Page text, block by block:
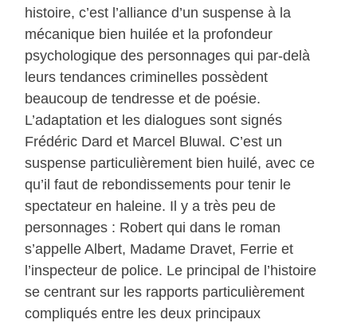
histoire, c’est l’alliance d’un suspense à la
mécanique bien huilée et la profondeur
psychologique des personnages qui par-delà
leurs tendances criminelles possèdent
beaucoup de tendresse et de poésie.
L’adaptation et les dialogues sont signés
Frédéric Dard et Marcel Bluwal. C’est un
suspense particulièrement bien huilé, avec ce
qu’il faut de rebondissements pour tenir le
spectateur en haleine. Il y a très peu de
personnages : Robert qui dans le roman
s’appelle Albert, Madame Dravet, Ferrie et
l’inspecteur de police. Le principal de l’histoire
se centrant sur les rapports particulièrement
compliqués entre les deux principaux